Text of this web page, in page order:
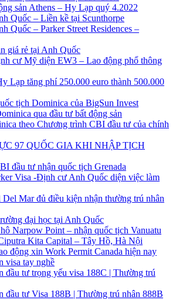
sản Athens – Hy Lạp quý 4.2022
Quốc – Liền kề tại Scunthorpe
Quốc – Parker Street Residences –
giá rẻ tại Anh Quốc
cư Mỹ diện EW3 – Lao động phổ thông
Lạp tăng phí 250.000 euro thành 500.000
tịch Dominica của BigSun Invest
qua đầu tư bất động sản
theo Chương trình CBI đầu tư của chính
97 QUỐC GIA KHI NHẬP TỊCH
đầu tư nhận quốc tịch Grenada
Visa -Định cư Anh Quốc diện việc làm
Mar đủ điều kiện nhận thường trú nhân
đại học tại Anh Quốc
Narpow Point – nhận quốc tịch Vanuatu
Kita Capital – Tây Hồ, Hà Nội
động xin Work Permit Canada hiện nay
visa tay nghề
đầu tư trọng yếu visa 188C | Thường trú
đầu tư Visa 188B | Thường trú nhân 888B